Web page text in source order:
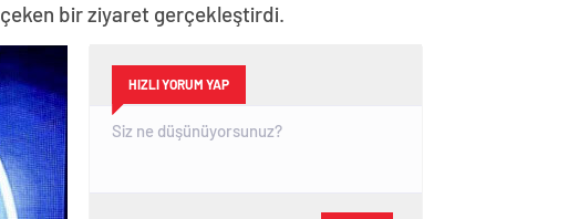
bir ziyaret gerçekleştirdi.
HIZLI YORUM YAP